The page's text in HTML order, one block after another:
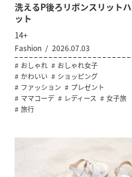
洗えるP後ろリボンスリットハ
ット
14+
Fashion 2026.07.03
おしゃれ
おしゃれ女子
かわいい
ショッピング
ファッション
プレゼント
ママコーデ
レディース
女子旅
旅行